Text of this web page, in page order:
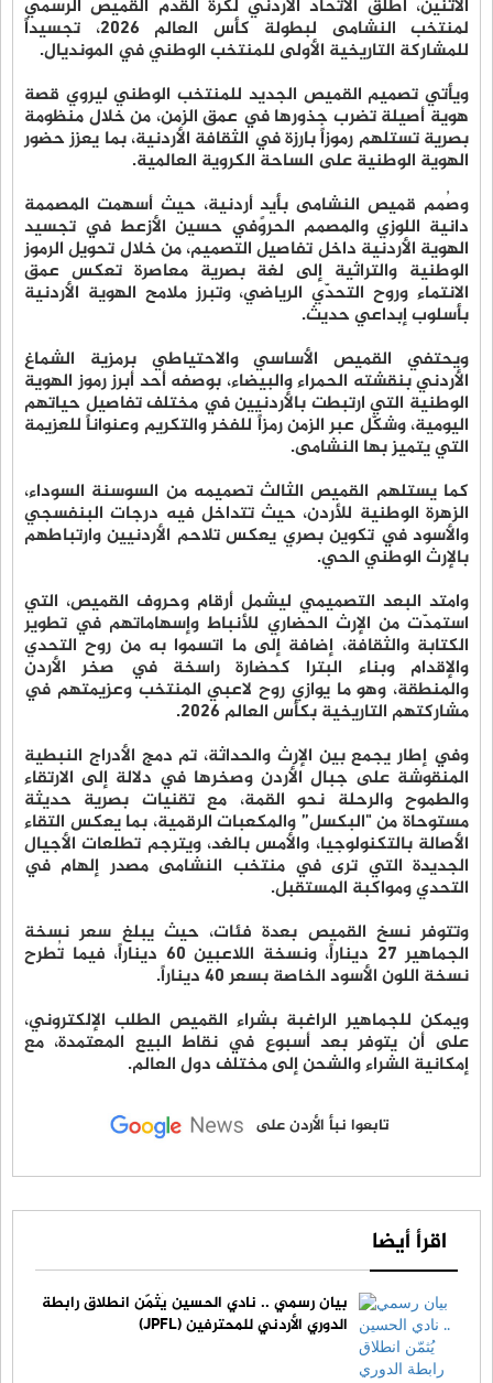
الاثنين، أطلق الاتحاد الأردني لكرة القدم القميص الرسمي
لمنتخب النشامى لبطولة كأس العالم 2026، تجسيداً
للمشاركة التاريخية الأولى للمنتخب الوطني في المونديال.
ويأتي تصميم القميص الجديد للمنتخب الوطني ليروي قصة
هوية أصيلة تضرب جذورها في عمق الزمن، من خلال منظومة
بصرية تستلهم رموزاً بارزة في الثقافة الأردنية، بما يعزز حضور
الهوية الوطنية على الساحة الكروية العالمية.
وصُمم قميص النشامى بأيدٍ أردنية، حيث أسهمت المصممة
دانية اللوزي والمصمم الحروفي حسين الأزعط في تجسيد
الهوية الأردنية داخل تفاصيل التصميم، من خلال تحويل الرموز
الوطنية والتراثية إلى لغة بصرية معاصرة تعكس عمق
الانتماء وروح التحدّي الرياضي، وتبرز ملامح الهوية الأردنية
بأسلوب إبداعي حديث.
ويحتفي القميص الأساسي والاحتياطي برمزية الشماغ
الأردني بنقشته الحمراء والبيضاء، بوصفه أحد أبرز رموز الهوية
الوطنية التي ارتبطت بالأردنيين في مختلف تفاصيل حياتهم
اليومية، وشكّل عبر الزمن رمزاً للفخر والتكريم وعنواناً للعزيمة
التي يتميز بها النشامى.
كما يستلهم القميص الثالث تصميمه من السوسنة السوداء،
الزهرة الوطنية للأردن، حيث تتداخل فيه درجات البنفسجي
والأسود في تكوين بصري يعكس تلاحم الأردنيين وارتباطهم
بالإرث الوطني الحي.
وامتد البعد التصميمي ليشمل أرقام وحروف القميص، التي
استمدّت من الإرث الحضاري للأنباط وإسهاماتهم في تطوير
الكتابة والثقافة، إضافة إلى ما اتسموا به من روح التحدي
والإقدام وبناء البترا كحضارة راسخة في صخر الأردن
والمنطقة، وهو ما يوازي روح لاعبي المنتخب وعزيمتهم في
مشاركتهم التاريخية بكأس العالم 2026.
وفي إطار يجمع بين الإرث والحداثة، تم دمج الأدراج النبطية
المنقوشة على جبال الأردن وصخرها في دلالة إلى الارتقاء
والطموح والرحلة نحو القمة، مع تقنيات بصرية حديثة
مستوحاة من "البكسل” والمكعبات الرقمية، بما يعكس التقاء
الأصالة بالتكنولوجيا، والأمس بالغد، ويترجم تطلعات الأجيال
الجديدة التي ترى في منتخب النشامى مصدر إلهام في
التحدي ومواكبة المستقبل.
وتتوفر نسخ القميص بعدة فئات، حيث يبلغ سعر نسخة
الجماهير 27 ديناراً، ونسخة اللاعبين 60 ديناراً، فيما تُطرح
نسخة اللون الأسود الخاصة بسعر 40 ديناراً.
ويمكن للجماهير الراغبة بشراء القميص الطلب الإلكتروني،
على أن يتوفر بعد أسبوع في نقاط البيع المعتمدة، مع
إمكانية الشراء والشحن إلى مختلف دول العالم.
تابعوا نبأ الأردن على
اقرأ أيضا
بيان رسمي .. نادي الحسين يُثمّن انطلاق رابطة
الدوري الأردني للمحترفين (JPFL)